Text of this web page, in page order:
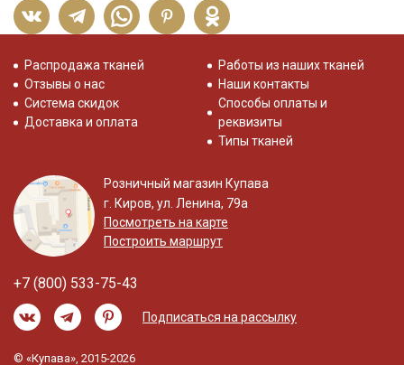
Распродажа тканей
Отзывы о нас
Система скидок
Доставка и оплата
Работы из наших тканей
Наши контакты
Способы оплаты и
реквизиты
Типы тканей
Розничный магазин Купава
г. Киров, ул. Ленина, 79а
Посмотреть на карте
Построить маршрут
+7 (800) 533-75-43
Подписаться на рассылку
© «Купава», 2015-2026